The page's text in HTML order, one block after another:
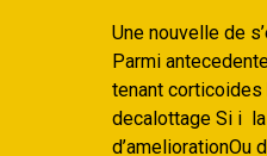
Une nouvelle de
Parmi
tenant corticoides
decalottage Si i la
d’ameliorationOu